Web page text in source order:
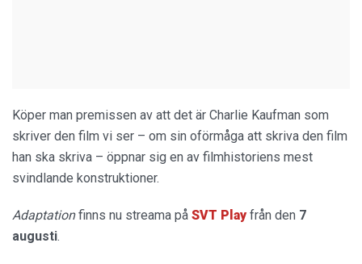
Köper man premissen av att det är Charlie Kaufman som
skriver den film vi ser – om sin oförmåga att skriva den film
han ska skriva – öppnar sig en av filmhistoriens mest
svindlande konstruktioner.
Adaptationfinns nu streama på SVT Playfrån den 7
augusti.